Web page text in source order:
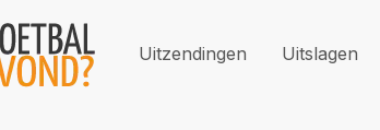
Uitzendingen Uitslagen